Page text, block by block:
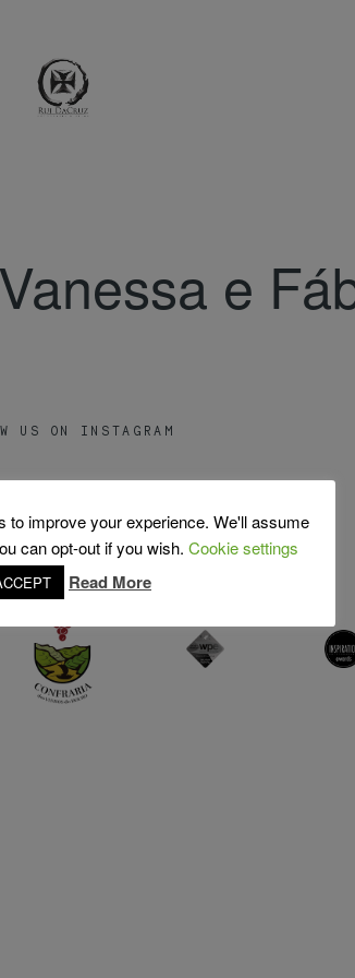
e
US ON INSTAGRAM
to improve your experience. We'll assume
can opt-out if you wish. Cookie settings
Read More